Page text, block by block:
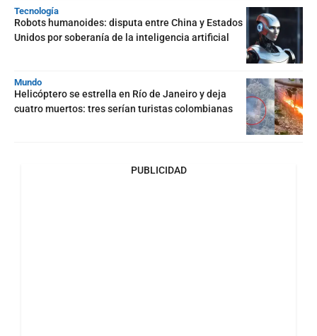
Tecnología
Robots humanoides: disputa entre China y Estados
Unidos por soberanía de la inteligencia artificial
Mundo
Helicóptero se estrella en Río de Janeiro y deja
cuatro muertos: tres serían turistas colombianas
PUBLICIDAD